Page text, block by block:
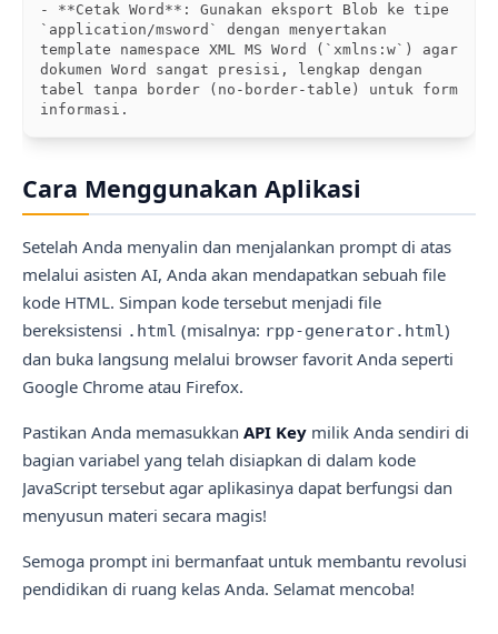
- **Cetak Word**: Gunakan eksport Blob ke tipe
`application/msword` dengan menyertakan
template namespace XML MS Word (`xmlns:w`) agar
dokumen Word sangat presisi, lengkap dengan
tabel tanpa border (no-border-table) untuk form
informasi.
Cara Menggunakan Aplikasi
Setelah Anda menyalin dan menjalankan prompt di atas
melalui asisten AI, Anda akan mendapatkan sebuah file
kode HTML. Simpan kode tersebut menjadi file
bereksistensi .html (misalnya: rpp-generator.html)
dan buka langsung melalui browser favorit Anda seperti
Google Chrome atau Firefox.
Pastikan Anda memasukkan API Key milik Anda sendiri di
bagian variabel yang telah disiapkan di dalam kode
JavaScript tersebut agar aplikasinya dapat berfungsi dan
menyusun materi secara magis!
Semoga prompt ini bermanfaat untuk membantu revolusi
pendidikan di ruang kelas Anda. Selamat mencoba!